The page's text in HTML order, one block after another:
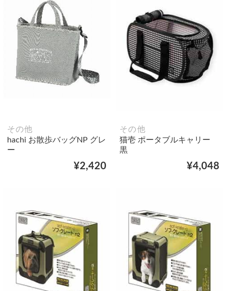
その他
hachi お散歩バッグNP グレ
ー
¥2,420
その他
猫壱 ポータブルキャリー
黒
¥4,048